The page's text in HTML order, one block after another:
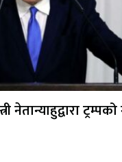
नेतान्याहुद्वारा